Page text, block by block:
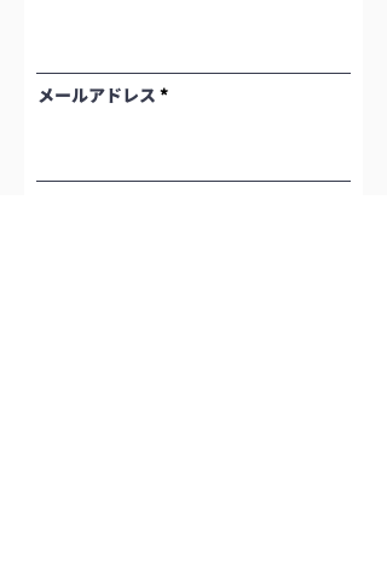
メールアドレス